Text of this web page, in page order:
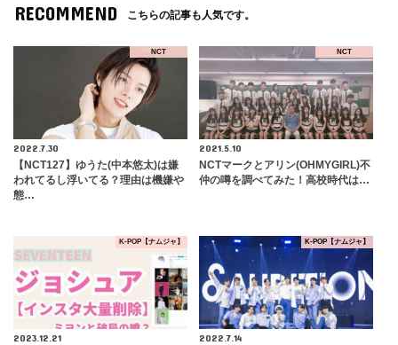
RECOMMEND こちらの記事も人気です。
NCT
2022.7.30
【NCT127】ゆうた(中本悠太)は嫌
われてるし浮いてる？理由は機嫌や
態…
NCT
2021.5.10
NCTマークとアリン(OHMYGIRL)不
仲の噂を調べてみた！高校時代は…
K-POP【ナムジャ】
2023.12.21
K-POP【ナムジャ】
2022.7.14